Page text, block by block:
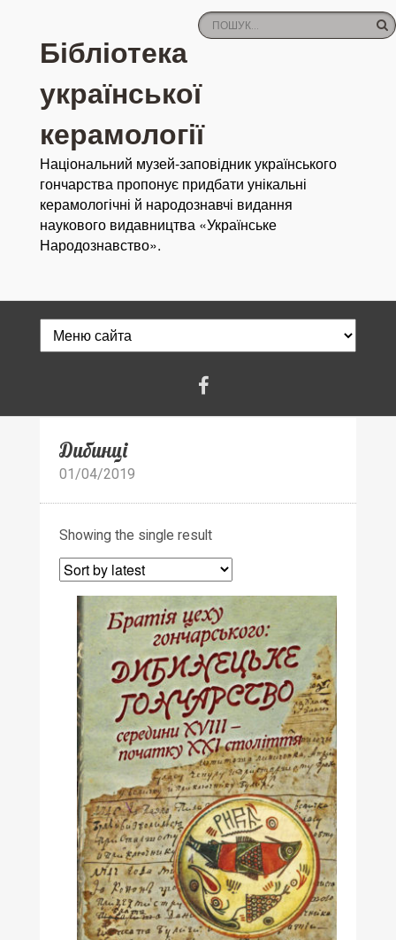
Бібліотека
української
керамології
Національний музей-заповідник українського
гончарства пропонує придбати унікальні
керамологічні й народознавчі видання
наукового видавництва «Українське
Народознавство».
Дибинці
01/04/2019
Showing the single result